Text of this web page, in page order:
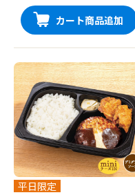
カート商品追加
平日限定